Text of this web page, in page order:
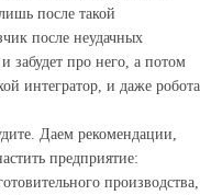
после такой
после неудачных
забудет про него, а потом
интегратор, и даже робота
Даем рекомендации,
предприятие:
производства,